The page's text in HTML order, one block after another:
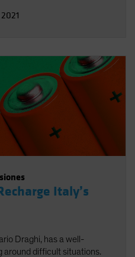
Italy’s
Draghi, has a well-
around difficult situations.